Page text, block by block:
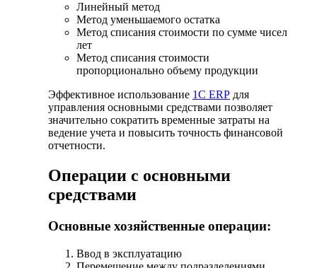
Линейный метод
Метод уменьшаемого остатка
Метод списания стоимости по сумме чисел
лет
Метод списания стоимости
пропорционально объему продукции
Эффективное использование 1С ERP для
управления основными средствами позволяет
значительно сократить временные затраты на
ведение учета и повысить точность финансовой
отчетности.
Операции с основными
средствами
Основные хозяйственные операции:
Ввод в эксплуатацию